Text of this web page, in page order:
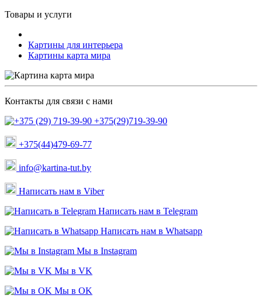
Товары и услуги
Картины для интерьера
Картины карта мира
Контакты для связи с нами
+375(29)719-39-90
+375(44)479-69-77
info@kartina-tut.by
Написать нам в Viber
Написать нам в Telegram
Написать нам в Whatsapp
Мы в Instagram
Мы в VK
Мы в OK